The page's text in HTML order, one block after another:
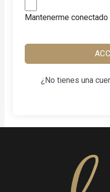
Mantenerme conectado
¿No tienes una